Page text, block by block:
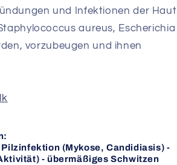
und Infektionen der Haut
aureus, Escherichia
vorzubeugen und ihnen
(Mykose, Candidiasis) -
- übermäßiges Schwitzen